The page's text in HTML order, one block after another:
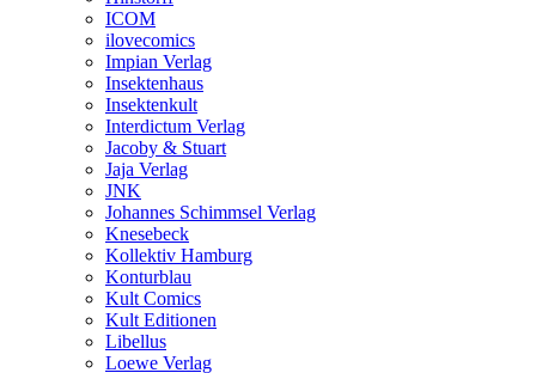
ICOM
ilovecomics
Impian Verlag
Insektenhaus
Insektenkult
Interdictum Verlag
Jacoby & Stuart
Jaja Verlag
JNK
Johannes Schimmsel Verlag
Knesebeck
Kollektiv Hamburg
Konturblau
Kult Comics
Kult Editionen
Libellus
Loewe Verlag